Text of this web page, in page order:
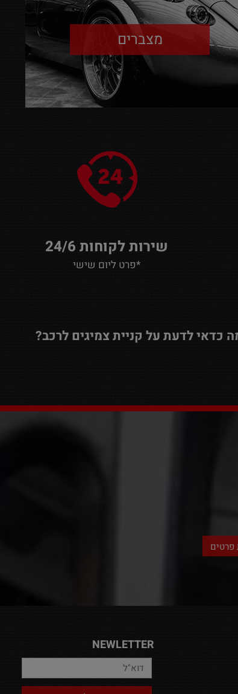
מצברים
שירות לקוחות 24/6
*פרט ליום שישי
כדאי לדעת על קניית צמיגים לרכב?
NEWLETTER